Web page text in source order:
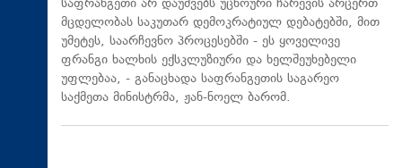
მცდელობას საკუთარ დემოკრატიულ დებატებში, მით
უმეტეს, საარჩევნო პროცესებში - ეს ყოველივე
ფრანგი ხალხის ექსკლუზიური და ხელშეუხებელი
უფლებაა, - განაცხადა საფრანგეთის საგარეო
საქმეთა მინისტრმა, ჟან-ნოელ ბარომ.